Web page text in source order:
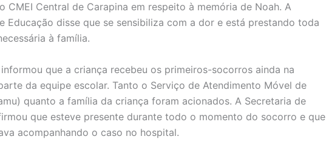
CMEI Central de Carapina em respeito à memória de Noah. A
Educação disse que se sensibiliza com a dor e está prestando toda
à família.
que a criança recebeu os primeiros-socorros ainda na
da equipe escolar. Tanto o Serviço de Atendimento Móvel de
quanto a família da criança foram acionados. A Secretaria de
que esteve presente durante todo o momento do socorro e que
acompanhando o caso no hospital.